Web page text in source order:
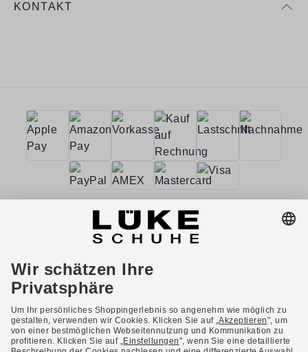
KONTAKT
AGB Barrierefreiheit Impressum